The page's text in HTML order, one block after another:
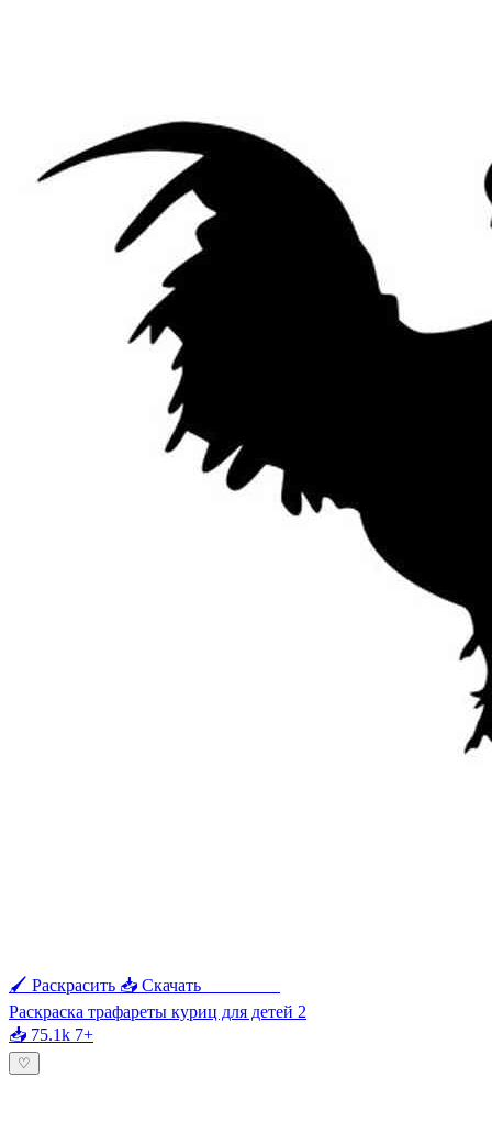
🖌 Раскрасить 📥 Скачать
Раскраска трафареты куриц для детей 2
📥 75.1k 7+
♡